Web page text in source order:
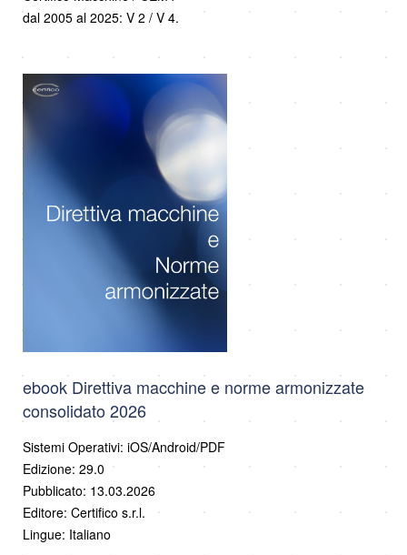
dal 2005 al 2025: V 2 / V 4.
ebook Direttiva macchine e norme armonizzate
consolidato 2026
Sistemi Operativi: iOS/Android/PDF
Edizione: 29.0
Pubblicato: 13.03.2026
Editore: Certifico s.r.l.
Lingue: Italiano